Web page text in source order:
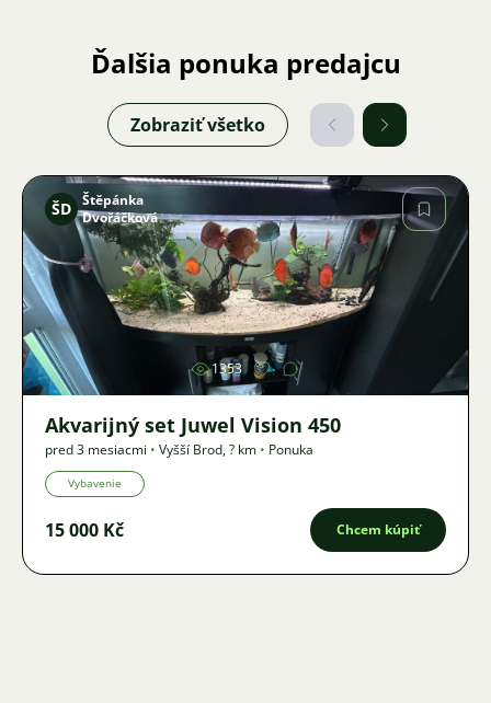
Ďalšia ponuka predajcu
Zobraziť všetko
Obrázok
ŠD Štěpánka
Dvořáčková
1353
Akvarijný set Juwel Vision 450
pred 3 mesiacmi • Vyšší Brod,? km • Ponuka
Vybavenie
15 000 Kč Chcem kúpiť